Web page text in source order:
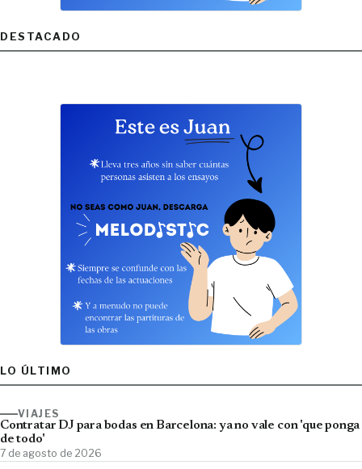
DESTACADO
LO ÚLTIMO
VIAJES
Contratar DJ para bodas en Barcelona: ya no vale con 'que ponga
de todo'
7 de agosto de 2026